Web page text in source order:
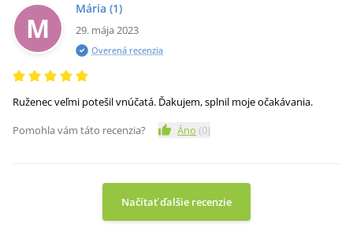
M
Mária (1)
29. mája 2023
Overená recenzia
Ruženec veľmi potešil vnúčatá. Ďakujem, splnil moje očakávania.
Pomohla vám táto recenzia?
Áno (0)
Načítať ďalšie recenzie